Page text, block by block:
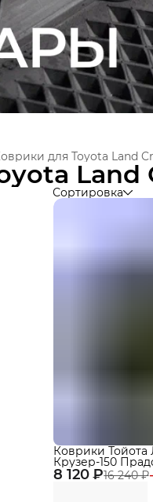
для Toyota Land
Land
Сортировка
8 120 ₽16 240 ₽
Коврики Тойота
Крузер-150
Toyota с